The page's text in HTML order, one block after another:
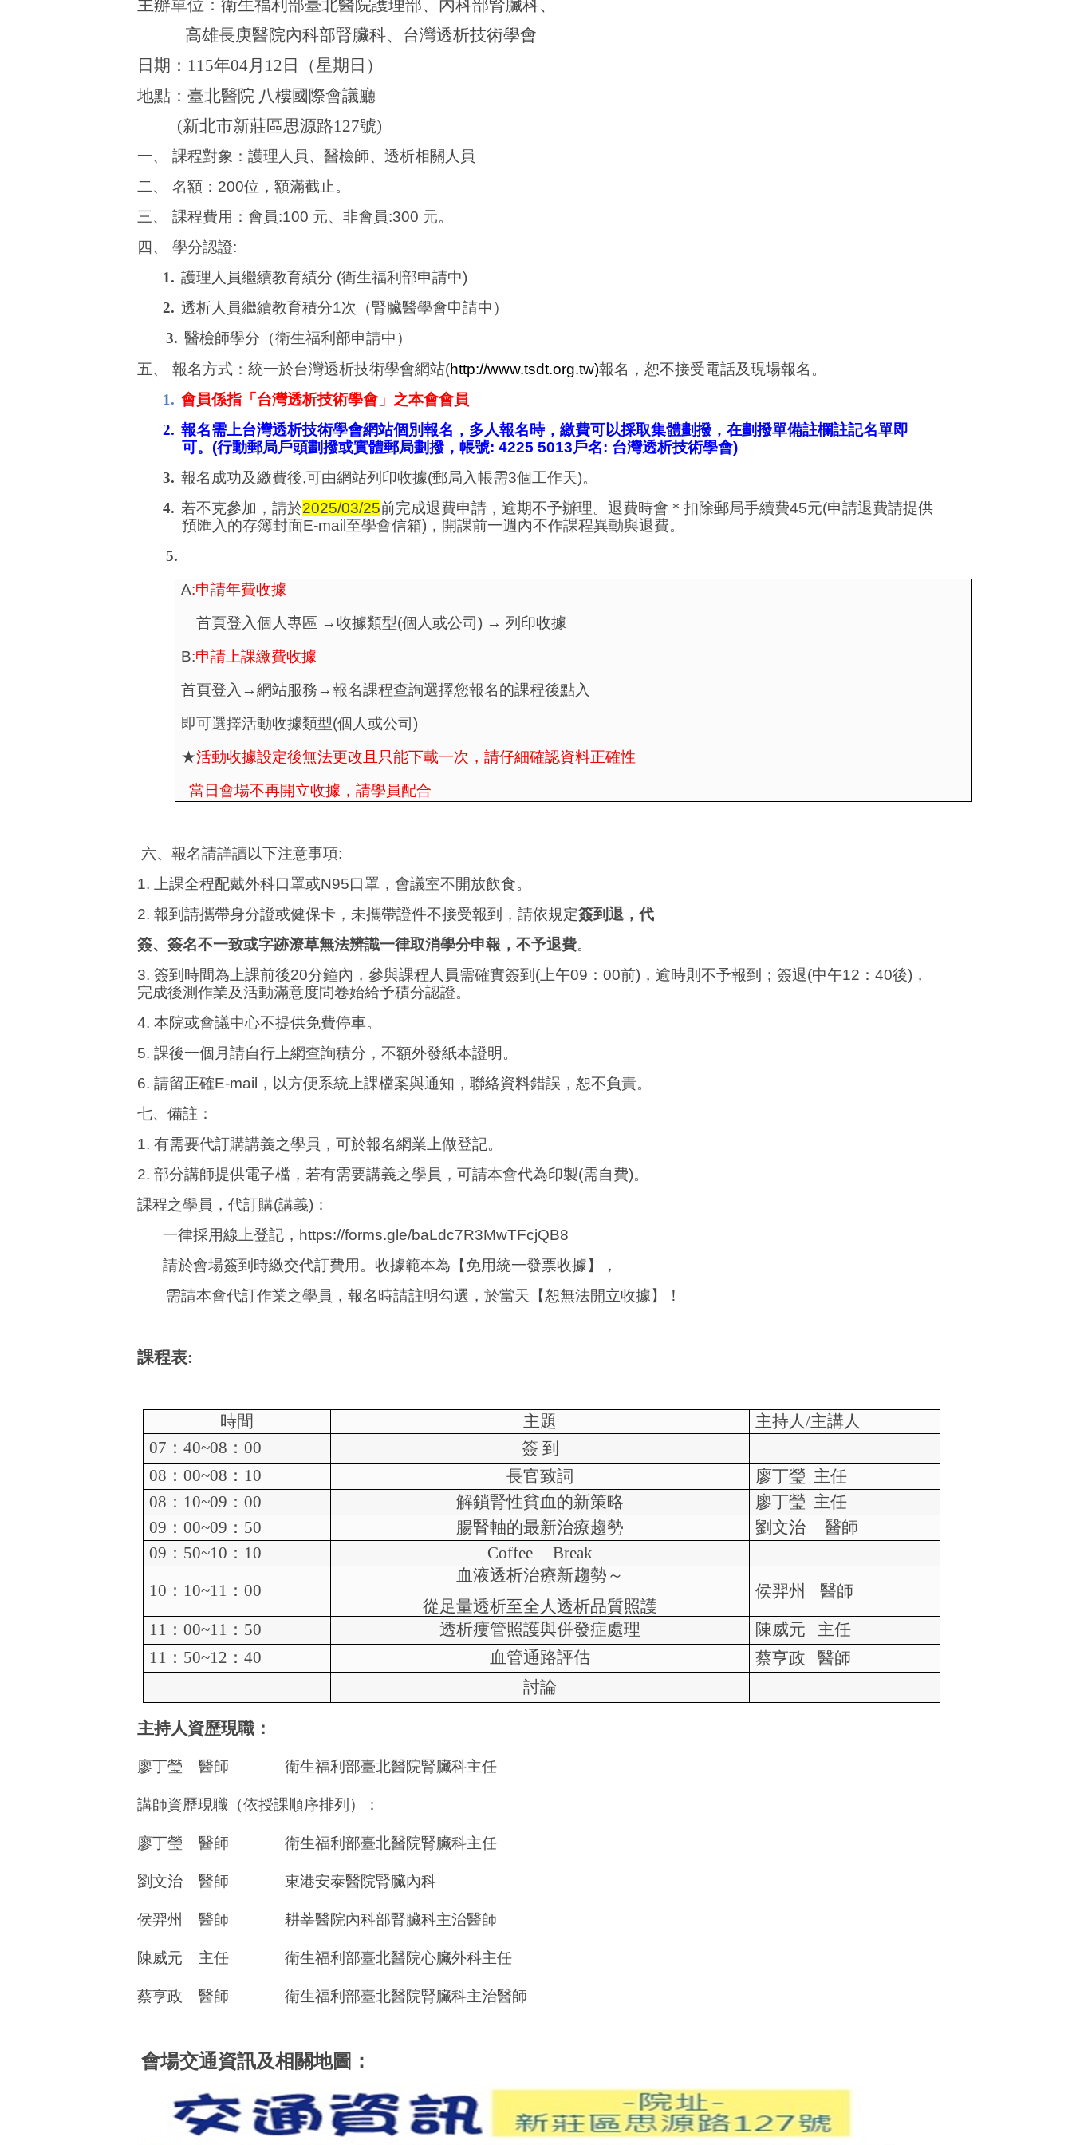
主辦單位：衛生福利部臺北醫院護理部、 內科部腎臟科、
高雄長庚醫院內科部腎臟科、台灣透析技術學會
日期： 115年04月 12 日（星期日）
地點：臺北醫院 八樓國際會議廳
(新北市新莊區思源路127號)
一、 課程對象：護理人員、 醫檢師、透析相關人員
二、 名額： 200位 ，額滿截止。
三、 課程費用：會員:100 元、非會員:300 元。
四 、 學分認證:
1. 護理人員繼續教育績分 (衛生福利部申請中)
2. 透析人員繼續教育積分1次 （腎臟醫學會申請中）
3. 醫檢師學分（衛生福利部申請中）
五、 報名方式：統一於台灣透析技術學會網站(http://www.tsdt.org.tw)報名，恕不接受電話及現場報名。
1. 會員係指「台灣透析技術學會」之本會會員
2. 報名需上台灣透析技術學會網站個別報名，多人報名時，繳費可以採取集體劃撥，在劃撥單備註欄註記名單即
可。 (行動郵局戶頭劃撥或實體郵局劃撥，帳號: 4225 5013戶名: 台灣透析技術學會)
3. 報名成功及繳費後,可由網站列印收據(郵局入帳需3個工作天)。
4. 若不克參加，請於2025/03/25前完成退費申請，逾期不予辦理。退費時會＊扣除郵局手續費45元(申請退費請提供
預匯入的存簿封面E-mail 至學會信箱) ，開課前一週內不作課程異動與退費。
5.
A:申請年費收據
首頁登入個人專區 →收據類型(個人或公司) → 列印收據
B:申請上課繳費收據
首頁登入→網站服務→報名課程查詢選擇您報名的課程後點入
即可選擇活動收據類型(個人或公司)
★活動收據設定後無法更改且只能下載一次，請仔細確認資料正確性
當日會場不再開立收據，請學員配合
六、 報名請詳讀以下注意事項:
1. 上課全程配戴外科口罩或N95口罩 ， 會議室不開放飲食。
2. 報到 請攜帶身分證或健保卡，未攜帶證件不接受報到，請依規定簽到退，代
簽、簽名不一致或字跡潦草無法辨識一律取消學分申報，不予退費。
3. 簽到時間為上課前後20分鐘內 ， 參與課程人員需確實簽到 (上午09 ： 00前) ，逾時則不予報到；簽退(中午12 ： 40後) ，
完成後測作業及活動滿意度問卷始給予積分認證。
4. 本院或會議中心不提供免費停車。
5. 課後一個月請自行上網查詢積分，不額外發紙本證明。
6. 請留正確E-mail
，以方便系統上課檔案與通知，聯絡資料錯誤，恕不負責。
七、備註：
1. 有需要代訂購講義之學員，可於報名網業上做登記。
2. 部分講師提供電子檔，若有需要講義之學員，可請本會代為印製(需自費)。
課程之學員，代訂購(講義) ：
一律採用線上登記， https://forms.gle/baLdc7R3MwTFcjQB8
請於會場簽到時繳交代訂費用。收據範本為【免用統一發票收據】，
需請本會代訂作業之學員，報名時請註明勾選，於當天【恕無法開立收據】！
課程表:
時間 主題 主持人/主講人
07 ：40~08 ：00 簽 到
08 ：00~08 ： 10 長官致詞 廖丁瑩 主任
08 ： 10~09 ：00 解鎖腎性貧血的新策略 廖丁瑩 主任
09 ：00~09 ： 50 腸腎軸的最新治療趨勢 劉文治
醫師
09 ： 50~10 ： 10
Coffee Break
10 ： 10~11 ：00
血液透析治療新趨勢～
從足量透析至全人透析品質照護
侯羿州
醫師
11 ：00~11 ： 50 透析瘻管照護與併發症處理 陳威元
主任
11 ： 50~12 ：40 血管通路評估 蔡亨政
醫師
討論
主持人資歷現職：
廖丁瑩 醫師 衛生福利部臺北醫院腎臟科主任
講師資歷現職（依授課順序排列）：
廖丁瑩 醫師 衛生福利部臺北醫院腎臟科主任
劉文治 醫師 東港安泰醫院腎臟內科
侯羿州 醫師 耕莘醫院內科部腎臟科主治醫師
陳威元 主任 衛生福利部臺北醫院心臟外科主任
蔡亨政 醫師 衛生福利部臺北醫院腎臟科主治醫師
會場交通資訊及相關地圖：